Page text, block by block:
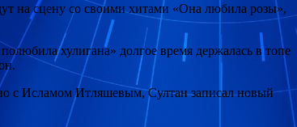
на сцену со своими хитами «Она любила розы»,
хулигана» долгое время держалась в топе
с Исламом Итляшевым, Султан записал новый